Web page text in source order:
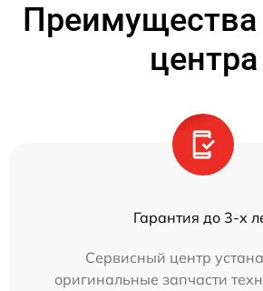
Преимущества
центра
Гарантия до 3-х
Сервисный центр
оригинальные запчасти